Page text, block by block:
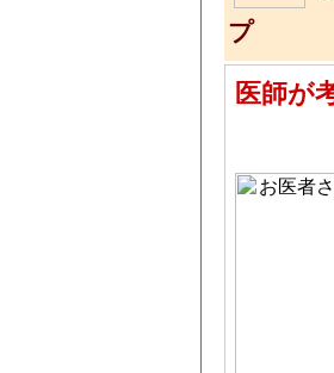
プ
医師が